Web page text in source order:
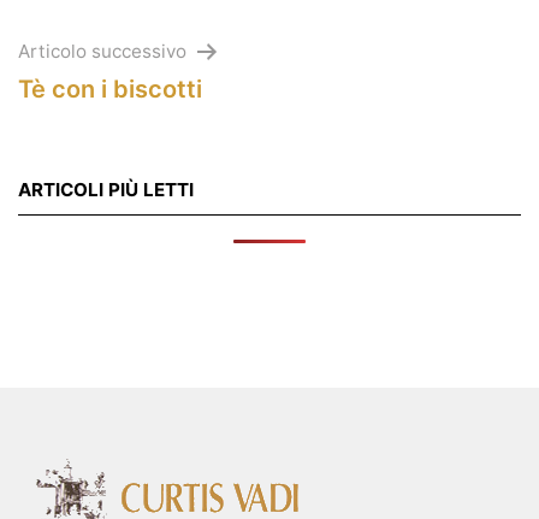
Articolo successivo
Tè con i biscotti
ARTICOLI PIÙ LETTI